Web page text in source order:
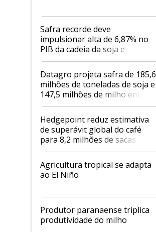
Safra recorde deve
impulsionar alta de 6,87% no
PIB da cadeia da soja e
biodiesel em 2026
Datagro projeta safra de 185,6
milhões de toneladas de soja e
147,5 milhões de milho em
2026/27
Hedgepoint reduz estimativa
de superávit global do café
para 8,2 milhões de sacas
Agricultura tropical se adapta
ao El Niño
Produtor paranaense triplica
produtividade do milho